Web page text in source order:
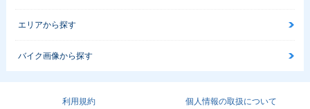
エリアから探す
バイク画像から探す
利用規約 個人情報の取扱について